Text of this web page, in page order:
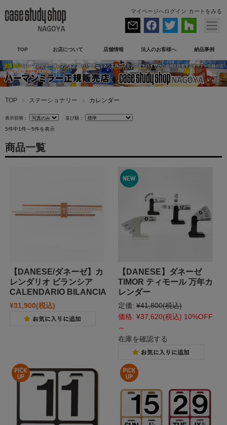
マイページへログイン カートをみる
TOP お店について 店舗情報 法人のお客様へ 納品事例
TOP ステーショナリー カレンダー
表示切替： 並び順：
5件中1件～5件を表示
商品一覧
【DANESE/ダネーゼ】カ
レンダリオ ビランシア
CALENDARIO BILANCIA
¥31,900(税込)
【DANESE】ダネーゼ
TIMOR ティモール 万年カ
レンダー
定価: ¥41,800(税込)
価格: ¥37,620(税込) 10%OFF
～
在庫を確認する